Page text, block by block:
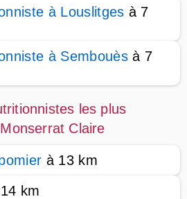
à Louslitges à 7
à Sembouèsà 7
les plus
Claire
à 13 km
km